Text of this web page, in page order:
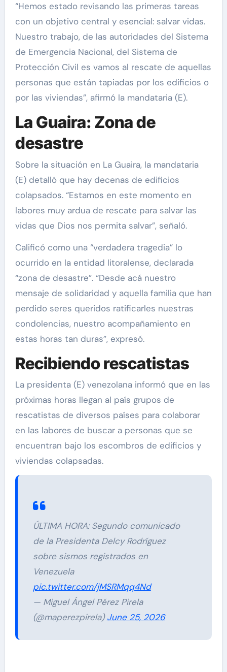
“Hemos estado revisando las primeras tareas
con un objetivo central y esencial: salvar vidas.
Nuestro trabajo, de las autoridades del Sistema
de Emergencia Nacional, del Sistema de
Protección Civil es vamos al rescate de aquellas
personas que están tapiadas por los edificios o
por las viviendas”, afirmó la mandataria (E).
La Guaira: Zona de
desastre
Sobre la situación en La Guaira, la mandataria
(E) detalló que hay decenas de edificios
colapsados. “Estamos en este momento en
labores muy ardua de rescate para salvar las
vidas que Dios nos permita salvar”, señaló.
Calificó como una “verdadera tragedia” lo
ocurrido en la entidad litoralense, declarada
“zona de desastre”. “Desde acá nuestro
mensaje de solidaridad y aquella familia que han
perdido seres queridos ratificarles nuestras
condolencias, nuestro acompañamiento en
estas horas tan duras”, expresó.
Recibiendo rescatistas
La presidenta (E) venezolana informó que en las
próximas horas llegan al país grupos de
rescatistas de diversos países para colaborar
en las labores de buscar a personas que se
encuentran bajo los escombros de edificios y
viviendas colapsadas.
ÚLTIMA HORA: Segundo comunicado
de la Presidenta Delcy Rodríguez
sobre sismos registrados en
Venezuela
pic.twitter.com/jMSRMqq4Nd
— Miguel Ángel Pérez Pirela
(@maperezpirela)June 25, 2026